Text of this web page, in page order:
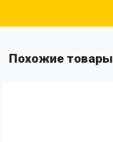
Похожие товары